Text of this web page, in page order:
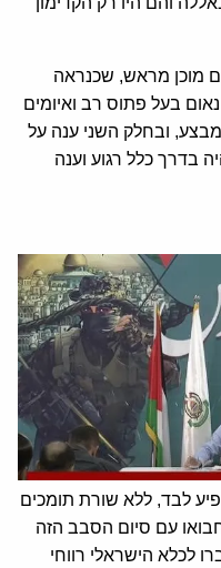
מוכן מראש, שכנראה
בעל פתוס רב ואיומים
ובחלק השני ענה על
בדרך כלל רגוע וענה
לבד, ללא שורת תומכים
עם סיום הסבב הזה
לכלא הישראלי רווחי